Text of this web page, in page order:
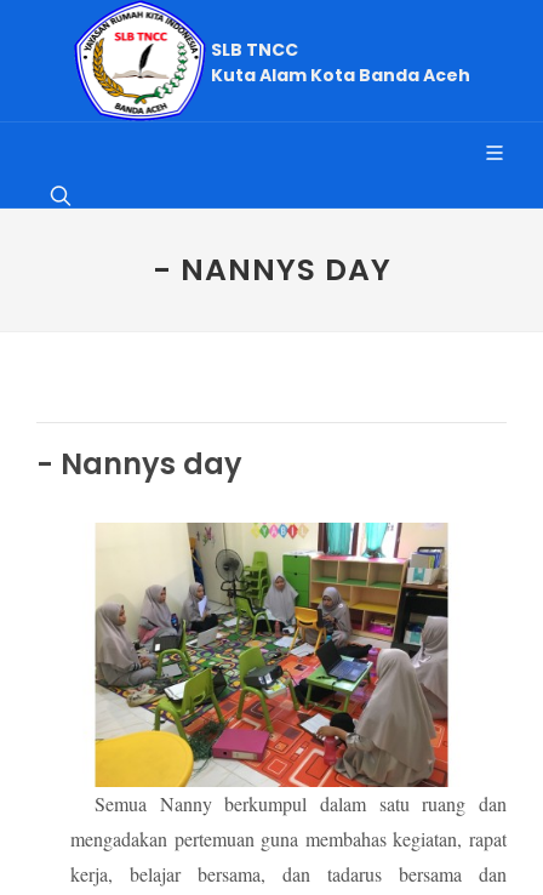
SLB TNCC
Kuta Alam Kota Banda Aceh
- NANNYS DAY
- Nannys day
Semua Nanny berkumpul dalam satu ruang dan
mengadakan pertemuan guna membahas kegiatan, rapat
kerja, belajar bersama, dan tadarus bersama dan